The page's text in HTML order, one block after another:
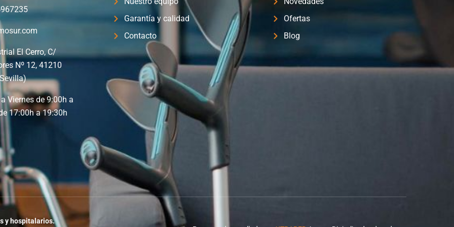
El Cerro, C/
Nº 12, 41210
Viernes de 9:00h a
17:00h a 19:30h
Garantía y calidad
Contacto
Ofertas
Blog
y hospitalarios.